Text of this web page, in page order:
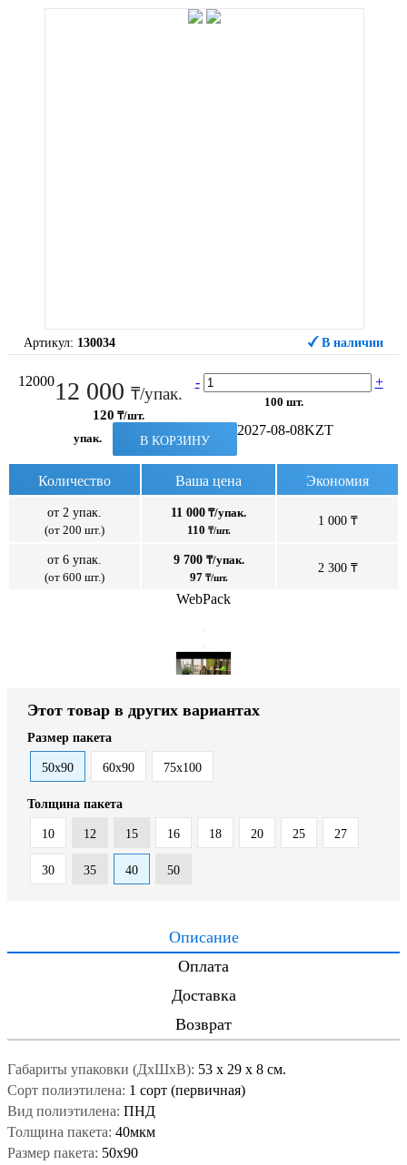
Артикул: 130034 В наличии
1200012 000 ₸/упак.
120 ₸/шт.
- +
100 шт.
упак. В КОРЗИНУ
2027-08-08KZT
Количество Ваша цена Экономия
от 2 упак.
(от 200 шт.)
11 000 ₸/упак.
110 ₸/шт.
1 000 ₸
от 6 упак.
(от 600 шт.)
9 700 ₸/упак.
97 ₸/шт.
2 300 ₸
WebPack
Этот товар в других вариантах
Размер пакета
50x90 60x90 75x100
Толщина пакета
10 12 15 16 18 20 25 27
30 35 40 50
Описание
Оплата
Доставка
Возврат
Габариты упаковки (ДxШxВ): 53 x 29 x 8 см.
Сорт полиэтилена: 1 сорт (первичная)
Вид полиэтилена: ПНД
Толщина пакета: 40мкм
Размер пакета: 50x90